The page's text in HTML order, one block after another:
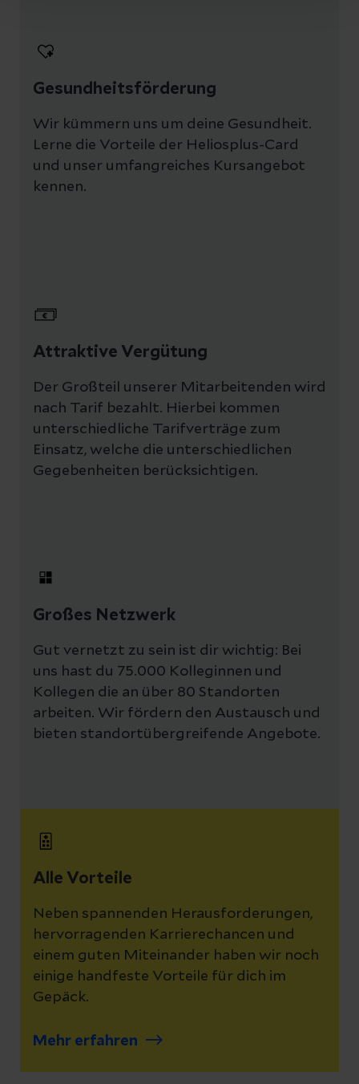
Gesundheitsförderung
Wir kümmern uns um deine Gesundheit.
Lerne die Vorteile der Heliosplus-Card
und unser umfangreiches Kursangebot
kennen.
Attraktive Vergütung
Der Großteil unserer Mitarbeitenden wird
nach Tarif bezahlt. Hierbei kommen
unterschiedliche Tarifverträge zum
Einsatz, welche die unterschiedlichen
Gegebenheiten berücksichtigen.
Großes Netzwerk
Gut vernetzt zu sein ist dir wichtig: Bei
uns hast du 75.000 Kolleginnen und
Kollegen die an über 80 Standorten
arbeiten. Wir fördern den Austausch und
bieten standortübergreifende Angebote.
Alle Vorteile
Neben spannenden Herausforderungen,
hervorragenden Karrierechancen und
einem guten Miteinander haben wir noch
einige handfeste Vorteile für dich im
Gepäck.
Mehr erfahren